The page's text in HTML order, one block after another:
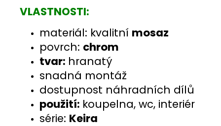
VLASTNOSTI:
materiál: kvalitní mosaz
povrch: chrom
tvar: hranatý
snadná montáž
dostupnost náhradních dílů
použití: koupelna, wc, interiér
série: Keira